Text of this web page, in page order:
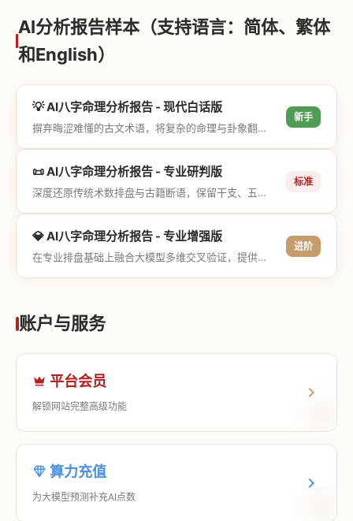
AI分析报告样本（支持语言：简体、繁体
和English）
💡 AI八字命理分析报告 - 现代白话版
摒弃晦涩难懂的古文术语，将复杂的命理与卦象翻译成通俗易懂的现代大白话，直击结果与生活建议，零门槛轻松阅读。
新手
📜 AI八字命理分析报告 - 专业研判版
深度还原传统术数排盘与古籍断语，保留干支、五行与神煞等专业术语，适合追求严谨考证与具备易学基础的用户。
标准
💎 AI八字命理分析报告 - 专业增强版
在专业排盘基础上融合大模型多维交叉验证，提供更详尽的流年推演、应期运筹、象意深度剖析，以及全方位的运筹决策指导。
进阶
账户与服务
平台会员
解锁网站完整高级功能
算力充值
为大模型预测补充AI点数